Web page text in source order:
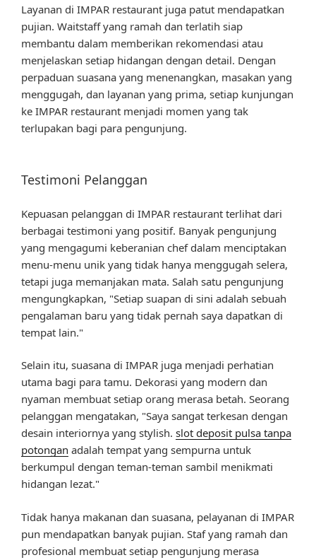
Layanan di IMPAR restaurant juga patut mendapatkan
pujian. Waitstaff yang ramah dan terlatih siap
membantu dalam memberikan rekomendasi atau
menjelaskan setiap hidangan dengan detail. Dengan
perpaduan suasana yang menenangkan, masakan yang
menggugah, dan layanan yang prima, setiap kunjungan
ke IMPAR restaurant menjadi momen yang tak
terlupakan bagi para pengunjung.
Testimoni Pelanggan
Kepuasan pelanggan di IMPAR restaurant terlihat dari
berbagai testimoni yang positif. Banyak pengunjung
yang mengagumi keberanian chef dalam menciptakan
menu-menu unik yang tidak hanya menggugah selera,
tetapi juga memanjakan mata. Salah satu pengunjung
mengungkapkan, "Setiap suapan di sini adalah sebuah
pengalaman baru yang tidak pernah saya dapatkan di
tempat lain."
Selain itu, suasana di IMPAR juga menjadi perhatian
utama bagi para tamu. Dekorasi yang modern dan
nyaman membuat setiap orang merasa betah. Seorang
pelanggan mengatakan, "Saya sangat terkesan dengan
desain interiornya yang stylish. slot deposit pulsa tanpa
potongan adalah tempat yang sempurna untuk
berkumpul dengan teman-teman sambil menikmati
hidangan lezat."
Tidak hanya makanan dan suasana, pelayanan di IMPAR
pun mendapatkan banyak pujian. Staf yang ramah dan
profesional membuat setiap pengunjung merasa